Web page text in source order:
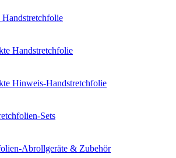
Handstretchfolie
Handstretchfolie
Hinweis-Handstretchfolie
Sets
Abrollgeräte & Zubehör